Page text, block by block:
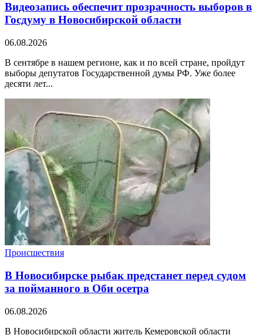
Видеозапись обеспечит прозрачность выборов в
Госдуму в Новосибирской области
06.08.2026
В сентябре в нашем регионе, как и по всей стране, пройдут
выборы депутатов Государственной думы РФ. Уже более
десяти лет...
Происшествия
В Новосибирске рыбак предстанет перед судом
за пойманного в Оби осетра
06.08.2026
В Новосибирской области житель Кемеровской области